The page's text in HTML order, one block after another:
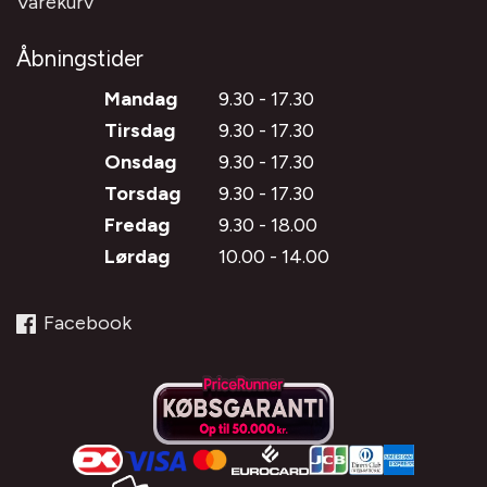
Åbningstider
Mandag
9.30 - 17.30
Tirsdag
9.30 - 17.30
Onsdag
9.30 - 17.30
Torsdag
9.30 - 17.30
Fredag
9.30 - 18.00
Lørdag
10.00 - 14.00
Facebook